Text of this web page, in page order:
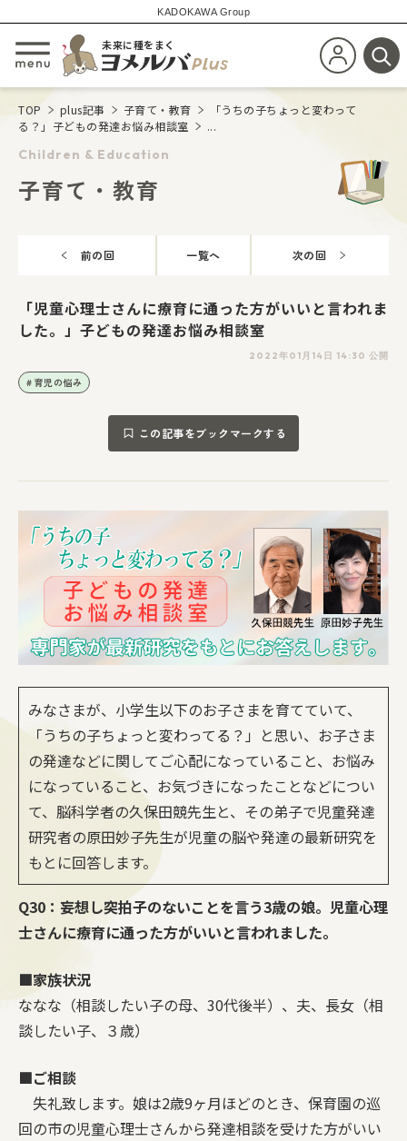
KADOKAWA Group
メニューを開閉する
未来に種をまく
新規会員登
検
TOP plus記事 子育て・教育
「うちの子ちょっと変わって
る？」子どもの発達お悩み相談室
...
Children & Education
子育て・教育
前の回 一覧へ 次の回
「児童心理士さんに療育に通った方がいいと言われま
した。」子どもの発達お悩み相談室
2022年01月14日 14:30 公開
育児の悩み
この記事をブックマークする
みなさまが、小学生以下のお子さまを育てていて、
「うちの子ちょっと変わってる？」と思い、お子さま
の発達などに関してご心配になっていること、お悩み
になっていること、お気づきになったことなどについ
て、脳科学者の久保田競先生と、その弟子で児童発達
研究者の原田妙子先生が児童の脳や発達の最新研究を
もとに回答します。
Q30：妄想し突拍子のないことを言う3歳の娘。児童心理
士さんに療育に通った方がいいと言われました。
■家族状況
ななな（相談したい子の母、30代後半）、夫、長女（相
談したい子、３歳）
■ご相談
失礼致します。娘は2歳9ヶ月ほどのとき、保育園の巡
回の市の児童心理士さんから発達相談を受けた方がいい